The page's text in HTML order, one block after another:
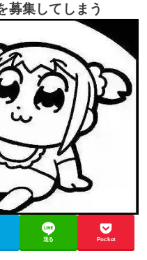
募集してしまう
送る Pocket